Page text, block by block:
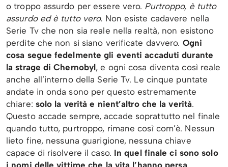
o troppo assurdo per essere vero. Purtroppo, è tutto
assurdo ed è tutto vero. Non esiste cadavere nella
Serie Tv che non sia reale nella realtà, non esistono
perdite che non si siano verificate davvero. Ogni
cosa segue fedelmente gli eventi accaduti durante
la strage di Chernobyl, e ogni cosa diventa così reale
anche all’interno della Serie Tv. Le cinque puntate
andate in onda sono per questo estremamente
chiare: solo la verità e nient’altro che la verità.
Questo accade sempre, accade soprattutto nel finale
quando tutto, purtroppo, rimane così com’è. Nessun
lieto fine, nessuna guarigione, nessuna chiave
capace di risolvere il caso. In quel finale ci sono solo
i nomi delle vittime che la vita l’hanno persa